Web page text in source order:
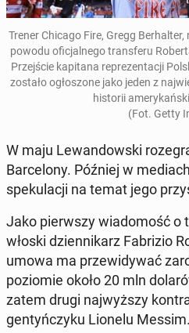
Trener Chicago Fire, Gregg
powodu ofic­jal­nego trans­feru
Prze­jś­cie kap­i­tana reprezen­tacji
zostało ogłos­zone jako jeden z
his­torii
(Fot. Getty
W maju Lewandows­ki
Barcelony. Później w
speku­lacji na temat jego
Jako pier­wszy wiado­mość o
włoski dzi­en­nikarz Fab­rizio
umowa ma przewidy­wać
poziomie około 20 mln
zatem drugi na­jwyższy
gen­tyńczyku Lionelu Messim.